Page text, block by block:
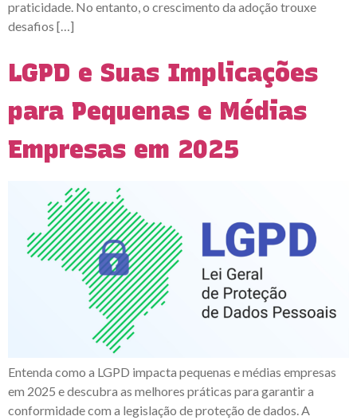
praticidade. No entanto, o crescimento da adoção trouxe
desafios […]
LGPD e Suas Implicações
para Pequenas e Médias
Empresas em 2025
Entenda como a LGPD impacta pequenas e médias empresas
em 2025 e descubra as melhores práticas para garantir a
conformidade com a legislação de proteção de dados. A